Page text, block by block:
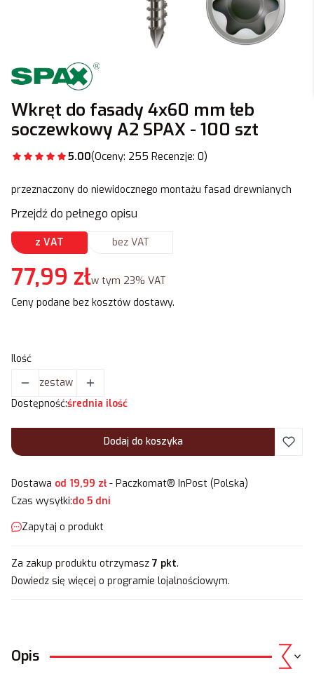
Wkręt do fasady 4x60 mm łeb
soczewkowy A2 SPAX - 100 szt
5.00(Oceny: 255 Recenzje: 0)
przeznaczony do niewidocznego montażu fasad drewnianych
Przejdź do pełnego opisu
z VAT bez VAT
Cena
77,99 złw tym 23% VAT
w tym 23% VAT
Ceny podane bez kosztów dostawy.
Ilość
zestaw
Dostępność:średnia ilość
Dodaj do koszyka
Dostawa od 19,99 zł- Paczkomat® InPost (Polska)
Czas wysyłki:do 5 dni
Zapytaj o produkt
Za zakup produktu otrzymasz 7 pkt.
Dowiedz się więcej o programie lojalnościowym.
Opis